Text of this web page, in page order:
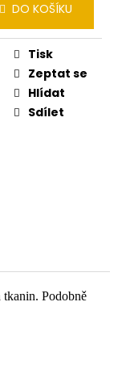
DO KOŠÍKU
Tisk
Zeptat se
Hlídat
Sdílet
Podobně